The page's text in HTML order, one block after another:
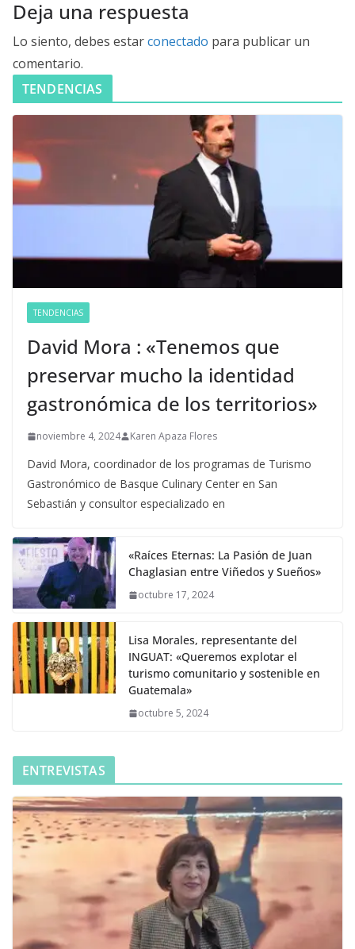
Deja una respuesta
Lo siento, debes estarconectado para publicar un
comentario.
TENDENCIAS
TENDENCIAS
David Mora : «Tenemos que
preservar mucho la identidad
gastronómica de los territorios»
noviembre 4, 2024 Karen Apaza Flores
David Mora, coordinador de los programas de Turismo
Gastronómico de Basque Culinary Center en San
Sebastián y consultor especializado en
«Raíces Eternas: La Pasión de Juan
Chaglasian entre Viñedos y Sueños»
octubre 17, 2024
Lisa Morales, representante del
INGUAT: «Queremos explotar el
turismo comunitario y sostenible en
Guatemala»
octubre 5, 2024
ENTREVISTAS